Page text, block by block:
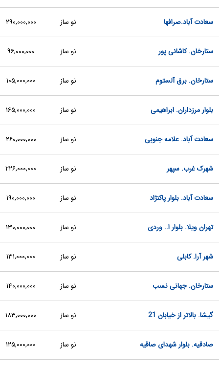
سعادت آباد.صرافها نو ساز ۲۹۰,۰۰۰,۰۰۰
ستارخان. کاشانی پور نو ساز ۹۶,۰۰۰,۰۰۰
ستارخان. برق آلستوم نو ساز ۱۰۵,۰۰۰,۰۰۰
بلوار مرزداران. ابراهیمی نو ساز ۱۶۵,۰۰۰,۰۰۰
سعادت آباد. علامه جنوبی نو ساز ۲۶۰,۰۰۰,۰۰۰
شهرک غرب. سپهر نو ساز ۲۲۶,۰۰۰,۰۰۰
سعادت آباد. بلوار پاکنژاد نو ساز ۱۹۰,۰۰۰,۰۰۰
تهران ویلا. بلوار ا.. وردی نو ساز ۱۳۰,۰۰۰,۰۰۰
شهر آرا. کابلی نو ساز ۱۳۱,۰۰۰,۰۰۰
ستارخان. جهانی نسب نو ساز ۱۴۰,۰۰۰,۰۰۰
گیشا. بالاتر از خیابان 21 نو ساز ۱۸۳,۰۰۰,۰۰۰
صادقیه. بلوار شهدای صاقیه نو ساز ۱۲۵,۰۰۰,۰۰۰